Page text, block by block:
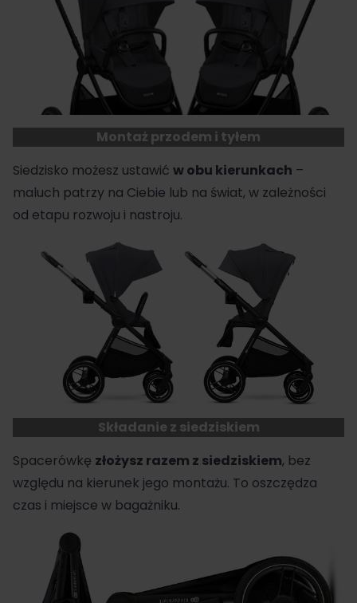
Montaż przodem i tyłem
Siedzisko możesz ustawić wobu kierunkach –
maluch patrzy na Ciebie lub na świat, w zależności
od etapu rozwoju i nastroju.
Składanie z siedziskiem
Spacerówkę złożysz razem z siedziskiem, bez
względu na kierunek jego montażu. To oszczędza
czas i miejsce w bagażniku.